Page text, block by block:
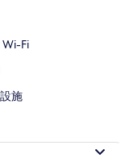
Wi-Fi
施